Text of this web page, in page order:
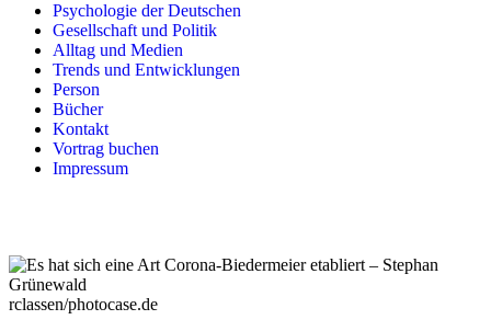
Psychologie der Deutschen
Gesellschaft und Politik
Alltag und Medien
Trends und Entwicklungen
Person
Bücher
Kontakt
Vortrag buchen
Impressum
rclassen/photocase.de